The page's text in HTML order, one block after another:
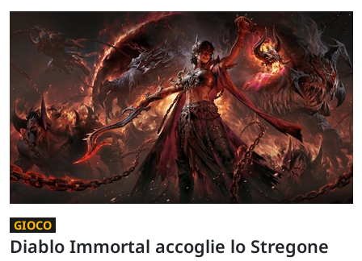
GIOCO
Diablo Immortal accoglie lo Stregone